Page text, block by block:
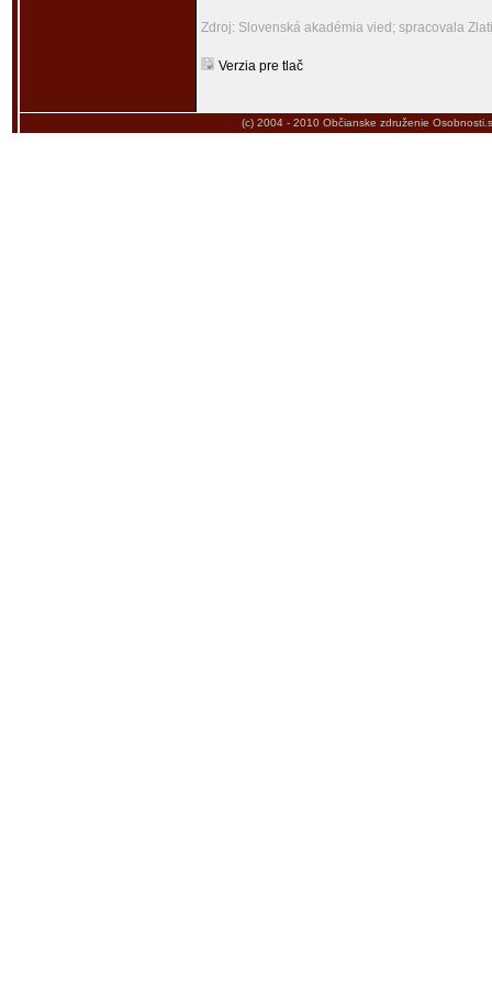
Zdroj: Slovenská akadémia vied; spracovala
Verzia pre tlač
(c) 2004 - 2010 Občianske združenie